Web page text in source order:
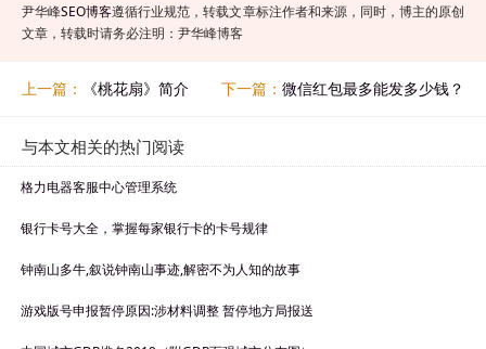
尹华峰SEO博客遵循行业规范，转载文章标注作者和来源，同时，博主的原创
文章，转载时请务必注明：尹华峰博客
上一篇： 《桃花扇》简介 下一篇： 微信红包最多能发多少钱？
与本文相关的热门阅读
格力电器客服中心管理系统
银行卡号大全，掌握每家银行卡的卡号规律
钟南山多牛,叙说钟南山事迹,解密不为人知的故事
游戏版号申报暂停原因:涉材料调整 暂停地方局报送